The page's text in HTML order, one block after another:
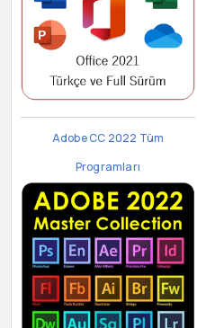
Adobe CC 2022 Tüm
Programları